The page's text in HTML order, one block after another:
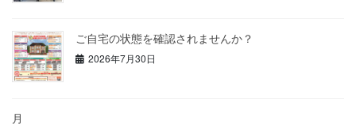
ご自宅の状態を確認されませんか？
2026年7月30日
月